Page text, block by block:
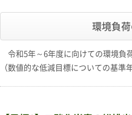
環境負
令和5年～6年度に向けての環境負
（数値的な低減目標についての基準